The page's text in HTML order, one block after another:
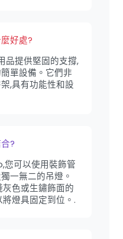
好處?
品提供堅固的支撐,
單設備。它們非
,具有功能性和設
?
可以使用裝飾管
一無二的吊燈。
色或生鏽飾面的
燈具固定到位。.